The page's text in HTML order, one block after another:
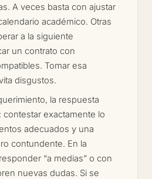
A veces basta con ajustar
académico. Otras
a la siguiente
un contrato con
Tomar esa
disgustos.
la respuesta
exactamente lo
adecuados y una
contundente. En la
“a medias” o con
nuevas dudas. Si se